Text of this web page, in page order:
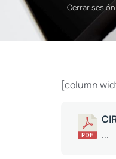
Cerrar sesión
[column
...